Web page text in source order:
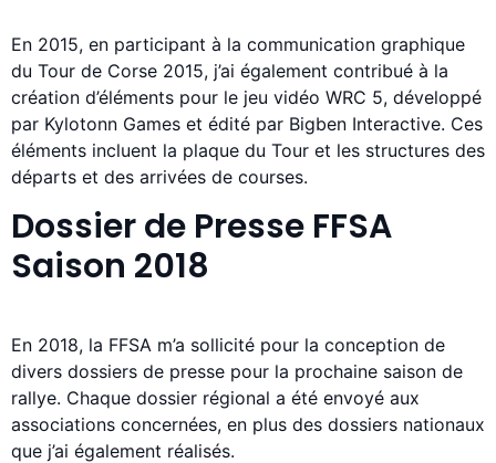
En 2015, en participant à la communication graphique
du Tour de Corse 2015, j’ai également contribué à la
création d’éléments pour le jeu vidéo WRC 5, développé
par Kylotonn Games et édité par Bigben Interactive. Ces
éléments incluent la plaque du Tour et les structures des
départs et des arrivées de courses.
Dossier de Presse FFSA
Saison 2018
En 2018, la FFSA m’a sollicité pour la conception de
divers dossiers de presse pour la prochaine saison de
rallye. Chaque dossier régional a été envoyé aux
associations concernées, en plus des dossiers nationaux
que j’ai également réalisés.